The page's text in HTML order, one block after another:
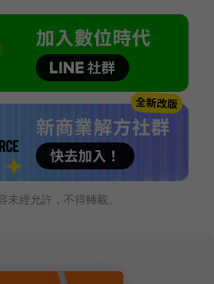
未經允許，不得轉載。